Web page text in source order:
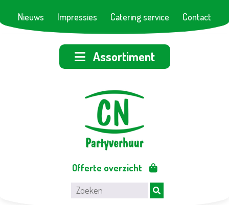
Nieuws Impressies Catering service Contact
Assortiment
Offerte overzicht